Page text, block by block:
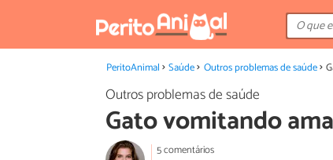
PeritoAnimal Saúde Outros problemas de saúde
Outros problemas de saúde
Gato vomitando
5 comentários